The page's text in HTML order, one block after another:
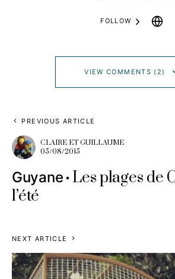
FOLLOW
VIEW COMMENTS (2)
PREVIOUS ARTICLE
CLAIRE ET GUILLAUME
05/08/2015
Guyane Les plages de
l’été
NEXT ARTICLE